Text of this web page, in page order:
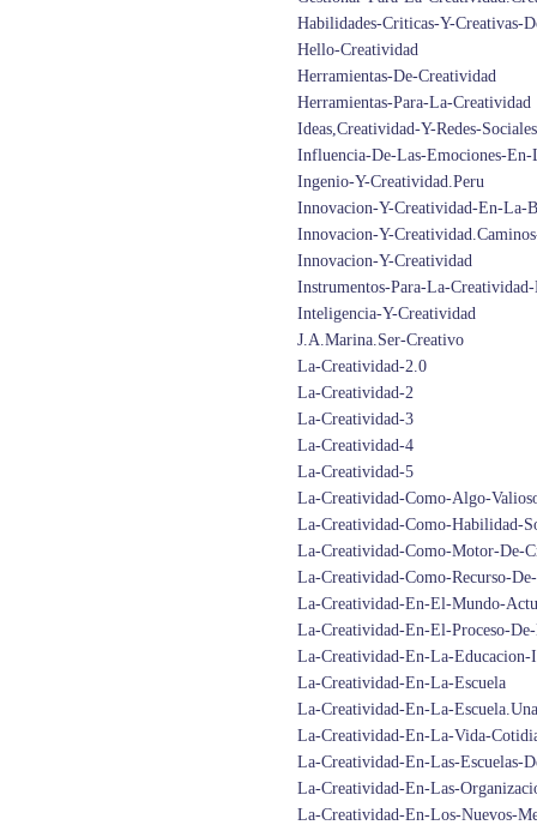
Habilidades-Criticas-Y-Creativas-
Hello-Creatividad
Herramientas-De-Creatividad
Herramientas-Para-La-Creatividad
Ideas,Creatividad-Y-Redes-Sociales
Influencia-De-Las-Emociones-
Ingenio-Y-Creatividad.Peru
Innovacion-Y-Creatividad-En-La-
Innovacion-Y-
Innovacion-Y-Creatividad
Instrumentos-Para-La-
Inteligencia-Y-Creatividad
J.A.Marina.Ser-Creativo
La-Creatividad-2.0
La-Creatividad-2
La-Creatividad-3
La-Creatividad-4
La-Creatividad-5
La-Creatividad-Como-Algo-
La-Creatividad-Como-Habilidad-
La-Creatividad-Como-Motor-De-
La-Creatividad-Como-Recurso-
La-Creatividad-En-El-Mundo-
La-Creatividad-En-El-Proceso-
La-Creatividad-En-La-
La-Creatividad-En-La-Escuela
La-Creatividad-En-La-
La-Creatividad-En-La-Vida-
La-Creatividad-En-Las-Escuelas-
La-Creatividad-En-Las-
La-Creatividad-En-Los-Nuevos-